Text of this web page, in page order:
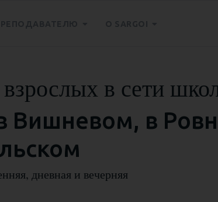
в сети
Вишневом, в
дневная и вечерняя